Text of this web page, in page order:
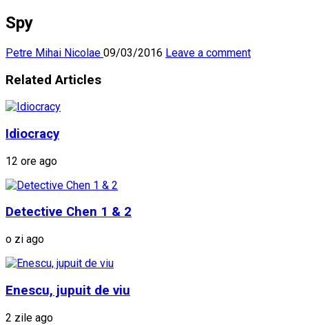
Spy
Petre Mihai Nicolae 09/03/2016 Leave a comment
Related Articles
Idiocracy
12 ore ago
Detective Chen 1 & 2
o zi ago
Enescu, jupuit de viu
2 zile ago